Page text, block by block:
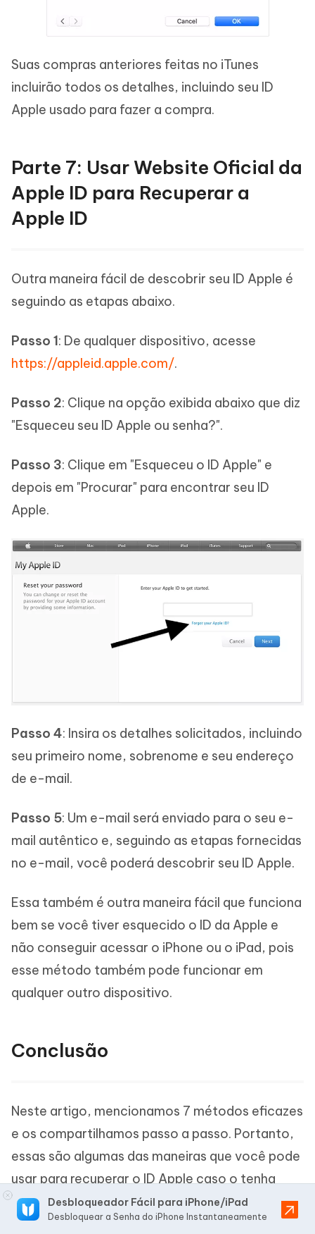
Suas compras anteriores feitas no iTunes
incluirão todos os detalhes, incluindo seu ID
Apple usado para fazer a compra.
Parte 7: Usar Website Oficial da
Apple ID para Recuperar a
Apple ID
Outra maneira fácil de descobrir seu ID Apple é
seguindo as etapas abaixo.
Passo 1: De qualquer dispositivo, acesse
https://appleid.apple.com/.
Passo 2: Clique na opção exibida abaixo que diz
"Esqueceu seu ID Apple ou senha?".
Passo 3: Clique em "Esqueceu o ID Apple" e
depois em "Procurar" para encontrar seu ID
Apple.
Passo 4: Insira os detalhes solicitados, incluindo
seu primeiro nome, sobrenome e seu endereço
de e-mail.
Passo 5: Um e-mail será enviado para o seu e-
mail autêntico e, seguindo as etapas fornecidas
no e-mail, você poderá descobrir seu ID Apple.
Essa também é outra maneira fácil que funciona
bem se você tiver esquecido o ID da Apple e
não conseguir acessar o iPhone ou o iPad, pois
esse método também pode funcionar em
qualquer outro dispositivo.
Conclusão
Neste artigo, mencionamos 7 métodos eficazes
e os compartilhamos passo a passo. Portanto,
essas são algumas das maneiras que você pode
usar para recuperar o ID Apple caso o tenha
esquecido ou perdido completamente.
Desbloqueador Fácil para iPhone/iPad
Desbloquear a Senha do iPhone Instantaneamente